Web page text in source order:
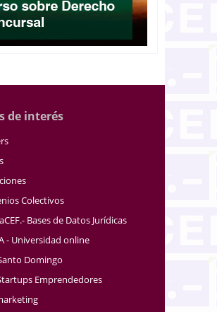
de interés
Colectivos
Bases de Datos Jurídicas
- Universidad online
Domingo
Emprendedores